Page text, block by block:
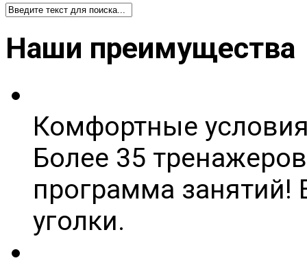
Наши преимущества
Комфортные
Более 35
программа занятий!
уголки.